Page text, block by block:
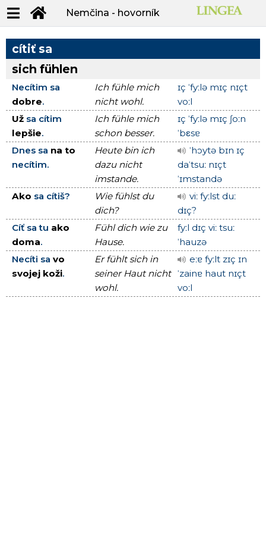
Nemčina - hovorník
cítiť sa
sich fühlen
Necítim sa
dobre.
Ich fühle mich
nicht wohl.
ɪç ˈfyːlə mɪç nɪçt
voːl
Už sa cítim
lepšie.
Ich fühle mich
schon besser.
ɪç ˈfyːlə mɪç ʃoːn
ˈbεsɐ
Dnes sa na to
necítim.
Heute bin ich
dazu nicht
imstande.
ˈhɔytə bɪn ɪç
daˈtsuː nɪçt
ˈɪmstandə
Ako sa cítiš?
Wie fühlst du
dich?
viː fyːlst duː
dɪç?
Cíť sa tu ako
doma.
Fühl dich wie zu
Hause.
fyːl dɪç viː tsuː
ˈhauzə
Necíti sa vo
svojej koži.
Er fühlt sich in
seiner Haut nicht
wohl.
eːɐ fyːlt zɪç ɪn
ˈzainɐ haut nɪçt
voːl